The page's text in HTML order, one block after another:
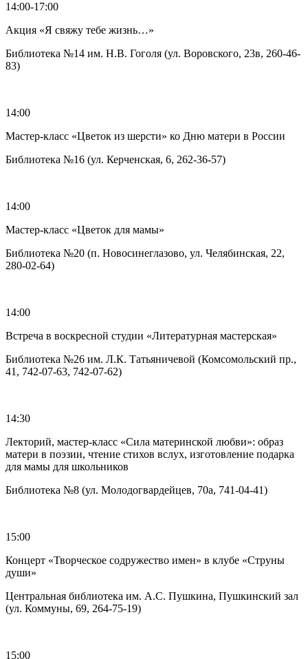
14:00-17:00
Акция «Я свяжу тебе жизнь…»
Библиотека №14 им. Н.В. Гоголя (ул. Воровского, 23в, 260-46-
83)
14:00
Мастер-класс «Цветок из шерсти» ко Дню матери в России
Библиотека №16 (ул. Керченская, 6, 262-36-57)
14:00
Мастер-класс «Цветок для мамы»
Библиотека №20 (п. Новосинеглазово, ул. Челябинская, 22,
280-02-64)
14:00
Встреча в воскресной студии «Литературная мастерская»
Библиотека №26 им. Л.К. Татьяничевой (Комсомольский пр.,
41, 742-07-63, 742-07-62)
14:30
Лекторий, мастер-класс «Сила материнской любви»: образ
матери в поэзии, чтение стихов вслух, изготовление подарка
для мамы для школьников
Библиотека №8 (ул. Молодогвардейцев, 70а, 741-04-41)
15:00
Концерт «Творческое содружество имен» в клубе «Струны
души»
Центральная библиотека им. А.С. Пушкина, Пушкинский зал
(ул. Коммуны, 69, 264-75-19)
15:00